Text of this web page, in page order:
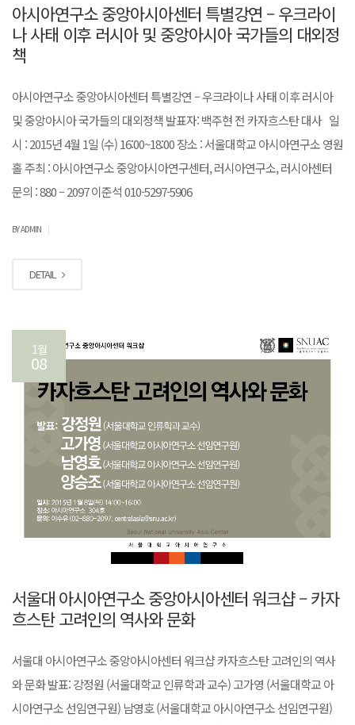
아시아연구소 중앙아시아센터 특별강연 – 우크라이
나 사태 이후 러시아 및 중앙아시아 국가들의 대외정
책
아시아연구소 중앙아시아센터 특별강연 – 우크라이나 사태 이후 러시아
및 중앙아시아 국가들의 대외정책 발표자: 백주현 전 카자흐스탄 대사 일
시 : 2015년 4월 1일 (수) 16:00~18:00 장소 : 서울대학교 아시아연구소 영원
홀 주최 : 아시아연구소 중앙아시아연구센터, 러시아연구소, 러시아센터
문의 : 880 – 2097 이준석 010-5297-5906
BY ADMIN
DETAIL
1월
08
서울대 아시아연구소 중앙아시아센터 워크샵 – 카자
흐스탄 고려인의 역사와 문화
서울대 아시아연구소 중앙아시아센터 워크샵 카자흐스탄 고려인의 역사
와 문화 발표: 강정원 (서울대학교 인류학과 교수) 고가영 (서울대학교 아
시아연구소 선임연구원) 남영호 (서울대학교 아시아연구소 선임연구원)